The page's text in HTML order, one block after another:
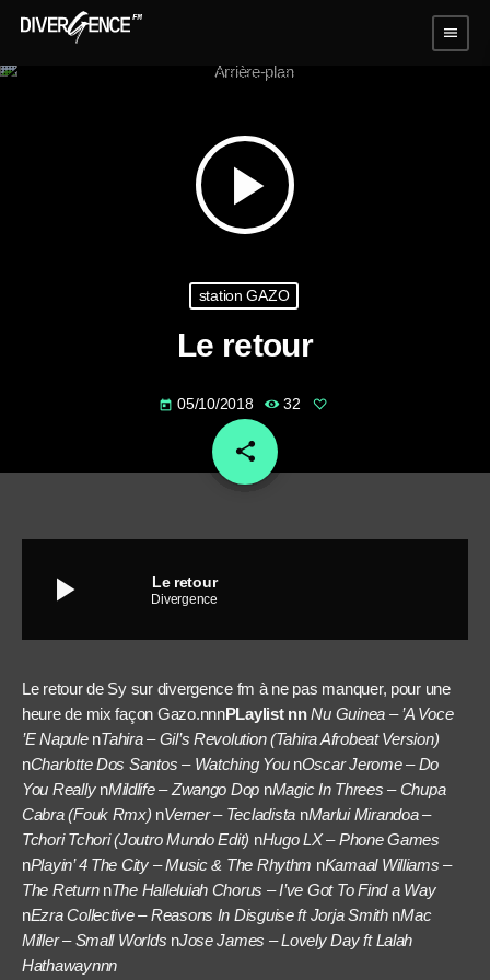
menu
play_arrow
station GAZO
Le retour
today 05/10/2018 32
share
email
play_arrow Le retour
Divergence
Le retour de Sy sur divergence fm à ne pas manquer, pour une
heure de mix façon Gazo.nnnPLaylist nn Nu Guinea – ’A Voce
’E NapulenTahira – Gil’s Revolution (Tahira Afrobeat Version)
nCharlotte Dos Santos – Watching YounOscar Jerome – Do
You ReallynMildlife – Zwango Dop nMagic In Threes – Chupa
Cabra (Fouk Rmx) nVerner – Tecladista nMarlui Mirandoa –
Tchori Tchori (Joutro Mundo Edit) nHugo LX – Phone Games
nPlayin’ 4 The City – Music & The Rhythm nKamaal Williams –
The Return nThe Halleluiah Chorus – I’ve Got To Find a Way
nEzra Collective – Reasons In Disguise ft Jorja SmithnMac
Miller – Small Worlds nJose James – Lovely Day ft Lalah
Hathawaynnn